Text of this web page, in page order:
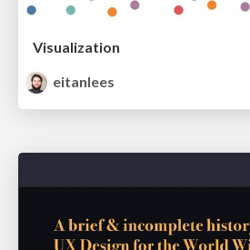
Visualization
eitanlees